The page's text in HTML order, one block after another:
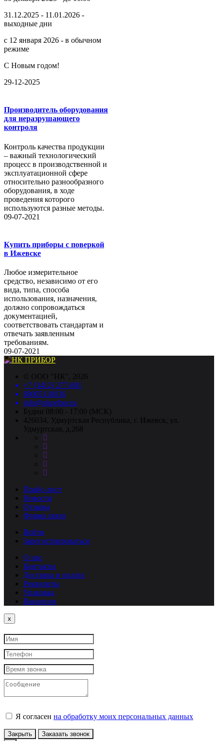
31.12.2025 - 11.01.2026 -
выходные дни
с 12 января 2026 - в обычном
режиме
С Новым годом!
29-12-2025
Производитель оборудования
для неразрушающего
контроля
Контроль качества продукции
– важный технологический
процесс в производственной и
эксплуатационной сфере
относительно разнообразного
оборудования, в ходе
проведения которого
используются разные методы.
09-07-2021
Купить приборы с поверкой
в Ижевске
Любое измерительное
средство, независимо от его
вида, типа, способа
использования, назначения,
должно сопровождаться
документацией,
соответствовать стандартам и
отвечать заявленным
требованиям.
09-07-2021
© ООО "НК", 2026
+7 (3412) 277-001
88005118036
info@nkpribor.ru
Будни 08:00 - 17:00 (МСК)
426034, Удмуртская Республика, г. Ижевск, ул.
Удмуртская, д.268
Прайс-лист
Новости
Отзывы
Форма связи
Войти
Зарегистрироваться
О нас
Контакты
Доставка и оплата
Реквизиты
Упаковка
Вакансии
x
Я согласен на обработку моих персональных данных
Закрыть Заказать звонок